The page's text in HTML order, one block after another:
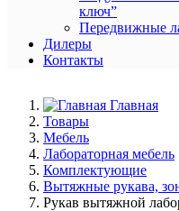
ключ”
Передвижные
Дилеры
Контакты
Главная
Товары
Мебель
Лабораторная мебель
Комплектующие
Вытяжные рукава,
Рукав вытяжной